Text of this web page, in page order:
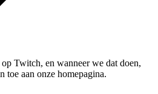
Twitch, en wanneer we dat doen,
toe aan onze homepagina.